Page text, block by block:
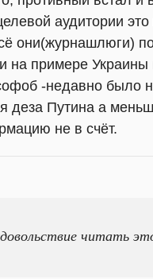
аудитории
они(журнашлюги)
на примере
-недавно было
деза Путина а
не в счёт.
читать